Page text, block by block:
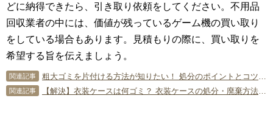
どに納得できたら、引き取り依頼をしてください。不用品
回収業者の中には、価値が残っているゲーム機の買い取り
をしている場合もあります。見積もりの際に、買い取りを
希望する旨を伝えましょう。
関連記事
関連記事